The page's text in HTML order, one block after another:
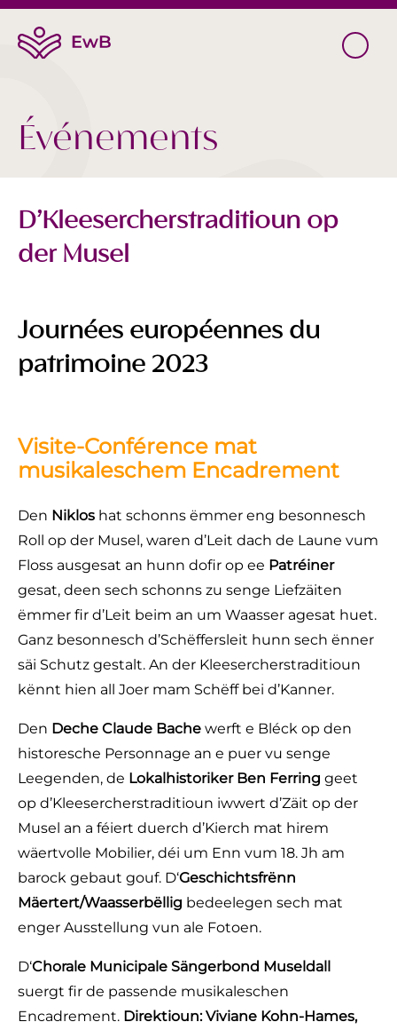
Événements
D’Kleesercherstraditioun op
der Musel
Journées européennes du
patrimoine 2023
Visite-Conférence mat
musikaleschem Encadrement
Den Niklos hat schonns ëmmer eng besonnesch
Roll op der Musel, waren d’Leit dach de Laune vum
Floss ausgesat an hunn dofir op ee Patréiner
gesat, deen sech schonns zu senge Liefzäiten
ëmmer fir d’Leit beim an um Waasser agesat huet.
Ganz besonnesch d’Schëffersleit hunn sech ënner
säi Schutz gestalt. An der Kleesercherstraditioun
kënnt hien all Joer mam Schëff bei d’Kanner.
Den Deche Claude Bache werft e Bléck op den
historesche Personnage an e puer vu senge
Leegenden, de Lokalhistoriker Ben Ferring geet
op d’Kleesercherstraditioun iwwert d’Zäit op der
Musel an a féiert duerch d’Kierch mat hirem
wäertvolle Mobilier, déi um Enn vum 18. Jh am
barock gebaut gouf. D‘Geschichtsfrënn
Mäertert/Waasserbëllig bedeelegen sech mat
enger Ausstellung vun ale Fotoen.
D‘Chorale Municipale Sängerbond Museldall
suergt fir de passende musikaleschen
Encadrement. Direktioun: Viviane Kohn-Hames,